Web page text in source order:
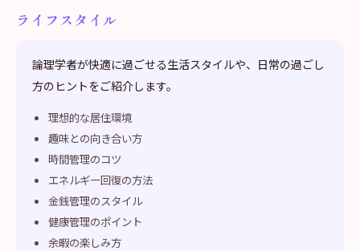
ライフスタイル
論理学者が快適に過ごせる生活スタイルや、日常の過ごし
方のヒントをご紹介します。
理想的な居住環境
趣味との向き合い方
時間管理のコツ
エネルギー回復の方法
金銭管理のスタイル
健康管理のポイント
余暇の楽しみ方